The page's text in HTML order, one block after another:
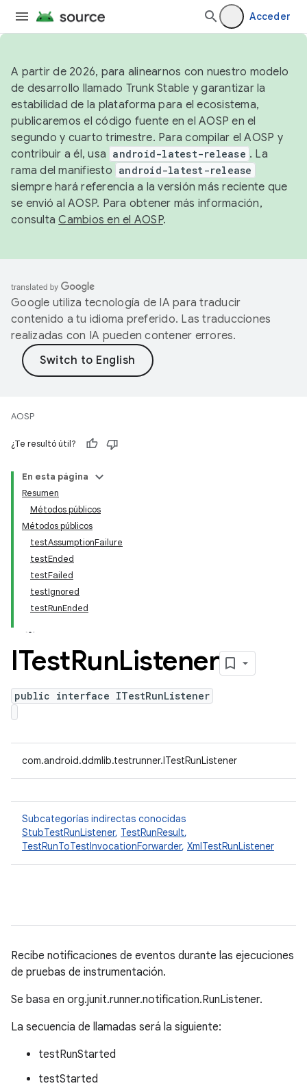
Acceder
A partir de 2026, para alinearnos con nuestro modelo
de desarrollo llamado Trunk Stable y garantizar la
estabilidad de la plataforma para el ecosistema,
publicaremos el código fuente en el AOSP en el
segundo y cuarto trimestre. Para compilar el AOSP y
contribuir a él, usa android-latest-release . La
rama del manifiesto android-latest-release
siempre hará referencia a la versión más reciente que
se envió al AOSP. Para obtener más información,
consultaCambios en el AOSP.
Google utiliza tecnología de IA para traducir
contenido a tu idioma preferido. Las traducciones
realizadas con IA pueden contener errores.
AOSP
¿Te resultó útil?
En esta página
Resumen
Métodos públicos
Métodos públicos
testAssumptionFailure
testEnded
testFailed
testIgnored
testRunEnded
ITestRunListener
public interface ITestRunListener
com.android.ddmlib.testrunner.ITestRunListener
Subcategorías indirectas conocidas
StubTestRunListener, TestRunResult,
TestRunToTestInvocationForwarder, XmlTestRunListener
Recibe notificaciones de eventos durante las ejecuciones
de pruebas de instrumentación.
Se basa en org.junit.runner.notification.RunListener.
La secuencia de llamadas será la siguiente:
testRunStarted
testStarted